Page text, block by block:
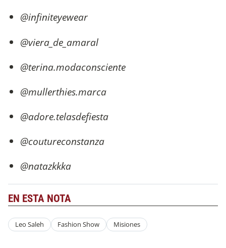
@infiniteyewear
@viera_de_amaral
@terina.modaconsciente
@mullerthies.marca
@adore.telasdefiesta
@coutureconstanza
@natazkkka
EN ESTA NOTA
Leo Saleh Fashion Show Misiones